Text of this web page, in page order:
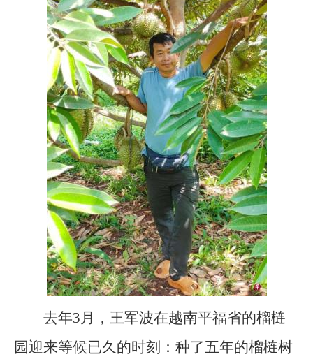
去年3月，王军波在越南平福省的榴梿
园迎来等候已久的时刻：种了五年的榴梿树